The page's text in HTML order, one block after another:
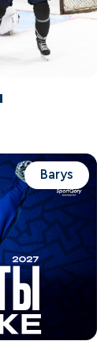
Barys